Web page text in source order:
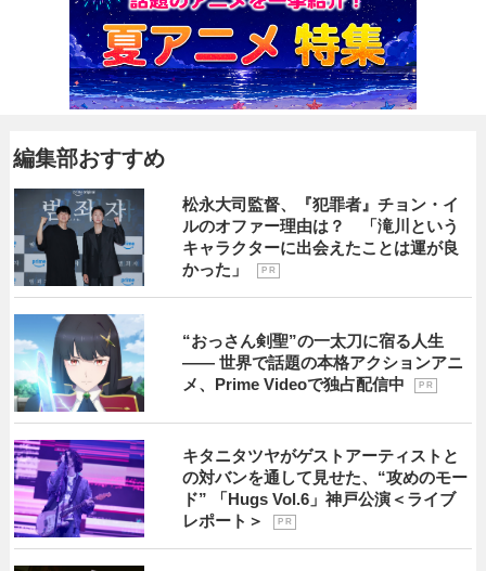
編集部おすすめ
松永大司監督、『犯罪者』チョン・イ
ルのオファー理由は？ 「滝川という
キャラクターに出会えたことは運が良
かった」
P R
“おっさん剣聖”の一太刀に宿る人生
―― 世界で話題の本格アクションアニ
メ、Prime Videoで独占配信中
P R
キタニタツヤがゲストアーティストと
の対バンを通して見せた、“攻めのモー
ド” 「Hugs Vol.6」神戸公演＜ライブ
レポート＞
P R